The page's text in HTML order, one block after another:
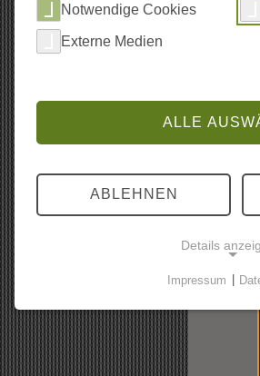
Notwendige Cookies
Externe Medien
ALLE
ABLEHNEN
Details
Notwendige Cookies
Funktionen und sind für die
Website erforderlich.
Impressum